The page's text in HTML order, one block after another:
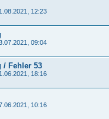
12:23
09:04
/ Fehler 53
18:16
10:16